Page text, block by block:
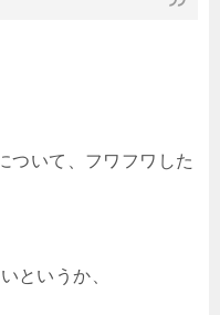
ついて、フワフワした
というか、